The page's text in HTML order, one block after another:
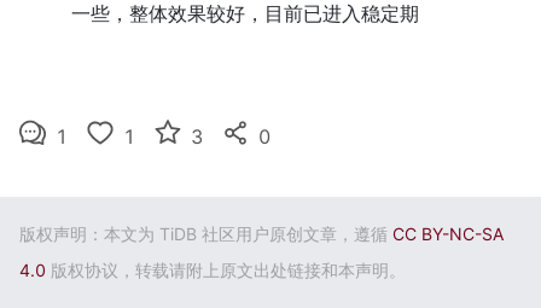
一些，整体效果较好，目前已进入稳定期
1 1 3 0
版权声明：本文为 TiDB 社区用户原创文章，遵循 CC BY-NC-SA
4.0 版权协议，转载请附上原文出处链接和本声明。